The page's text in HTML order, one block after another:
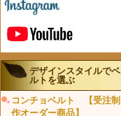
デザインスタイルでベ
ルトを選ぶ
コンチョベルト 【受注制
作オーダー商品】